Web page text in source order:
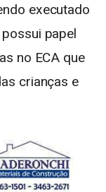
executado
papel
no ECA que
crianças e